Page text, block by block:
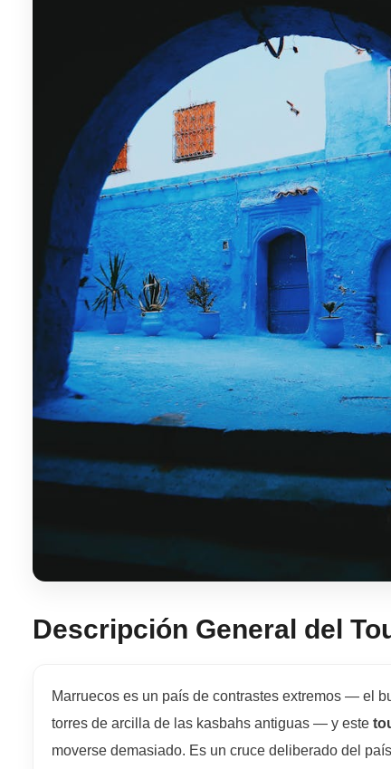
Descripción General del
Marruecos es un país de contrastes extremos — el
torres de arcilla de las kasbahs antiguas — y este
moverse demasiado. Es un cruce deliberado del